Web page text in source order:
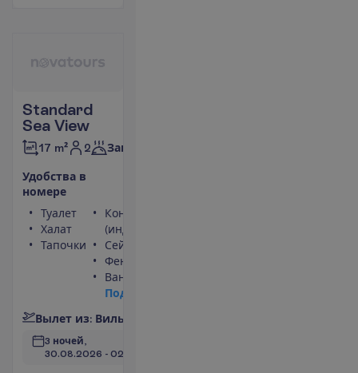
Standard
Sea View
17 m² 2 Завтраки
Удобства в
номере
Туалет
Халат
Тапочки
Кондиционер
(индивидуальный)
Сейф
Фен
Ванна или душ
Под
Вылет из: Виль
3 ночей,
30.08.2026 - 02.09.2026